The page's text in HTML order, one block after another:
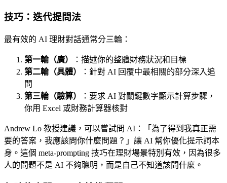
技巧：迭代提問法
最有效的 AI 理財對話通常分三輪：
第一輪（廣）
：描述你的整體財務狀況和目標
第二輪（具體）
：針對 AI 回覆中最相關的部分深入追
問
第三輪（驗算）
：要求 AI 對關鍵數字顯示計算步驟，
你用 Excel 或財務計算器核對
Andrew Lo 教授建議，可以嘗試問 AI：「為了得到我真正需
要的答案，我應該問你什麼問題？」讓 AI 幫你優化提示詞本
身。這個 meta-prompting 技巧在理財場景特別有效，因為很多
人的問題不是 AI 不夠聰明，而是自己不知道該問什麼。